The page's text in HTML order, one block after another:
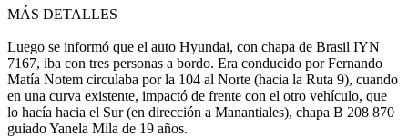
MÁS DETALLES
Luego se informó que el auto Hyundai, con chapa de Brasil IYN
7167, iba con tres personas a bordo. Era conducido por Fernando
Matía Notem circulaba por la 104 al Norte (hacia la Ruta 9), cuando
en una curva existente, impactó de frente con el otro vehículo, que
lo hacía hacia el Sur (en dirección a Manantiales), chapa B 208 870
guiado Yanela Mila de 19 años.